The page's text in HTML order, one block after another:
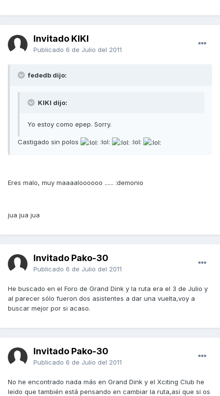
Invitado KIKI
Publicado 6 de Julio del 2011
fededb dijo:
KIKI dijo:
Yo estoy como epep. Sorry.
Castigado sin polos :lol: :lol:
Eres malo, muy maaaaloooooo ...... :demonio
jua jua jua
Invitado Pako-30
Publicado 6 de Julio del 2011
He buscado en el Foro de Grand Dink y la ruta era el 3 de Julio y
al parecer sólo fueron dos asistentes a dar una vuelta,voy a
buscar mejor por si acaso.
Invitado Pako-30
Publicado 6 de Julio del 2011
No he encontrado nada más en Grand Dink y el Xciting Club he
leido que también está pensando en cambiar la ruta,así que si os